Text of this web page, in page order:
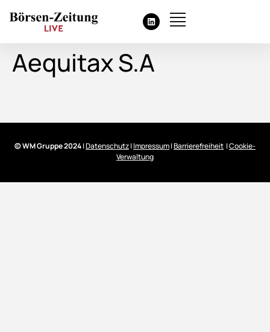
Aequitax S.A
© WM Gruppe 2024|Datenschutz|Impressum|Barrierefreiheit |Cookie-
Verwaltung